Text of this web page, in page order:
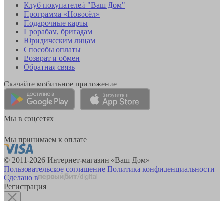
Клуб покупателей "Ваш Дом"
Программа «Новосёл»
Подарочные карты
Прорабам, бригадам
Юридическим лицам
Способы оплаты
Возврат и обмен
Обратная связь
Скачайте мобильное приложение
Мы в соцсетях
Мы принимаем к оплате
© 2011-2026 Интернет-магазин «Ваш Дом»
Пользовательское соглашение Политика конфиденциальности
Сделано в
Регистрация